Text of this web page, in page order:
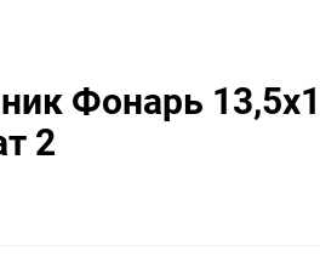
Фонарь
2